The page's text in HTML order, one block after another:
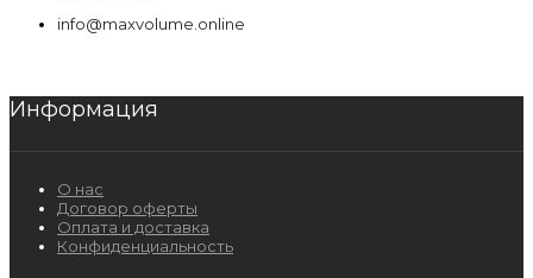
info@maxvolume.online
Информация
О нас
Договор оферты
Оплата и доставка
Конфиденциальность